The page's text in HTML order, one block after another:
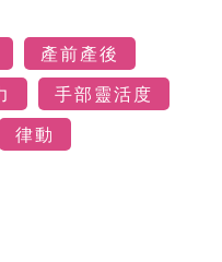
產前產後
手部靈活度
律動